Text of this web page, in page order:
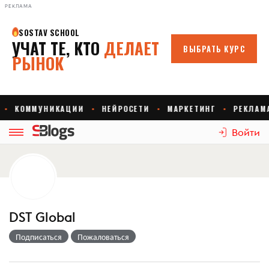
РЕКЛАМА
Войти
DST Global
Подписаться Пожаловаться